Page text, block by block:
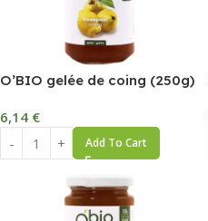
O’BIO gelée de coing (250g)
6,14 €
Add To Cart